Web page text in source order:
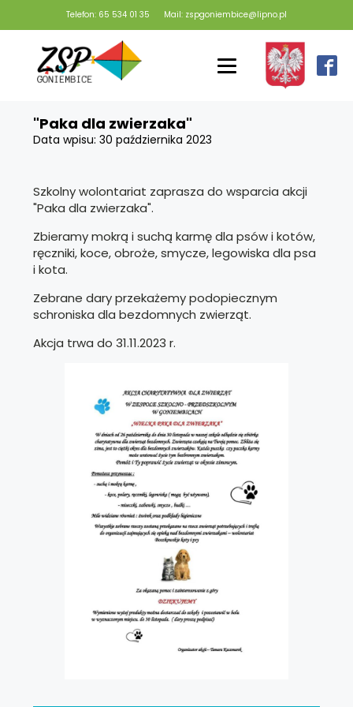
Telefon: 65 534 01 35 Mail: zspgoniembice@lipno.pl
"Paka dla zwierzaka"
Data wpisu:30 października 2023
Szkolny wolontariat zaprasza do wsparcia akcji
"Paka dla zwierzaka".
Zbieramy mokrą i suchą karmę dla psów i kotów,
ręczniki, koce, obroże, smycze, legowiska dla psa
i kota.
Zebrane dary przekażemy podopiecznym
schroniska dla bezdomnych zwierząt.
Akcja trwa do 31.11.2023 r.